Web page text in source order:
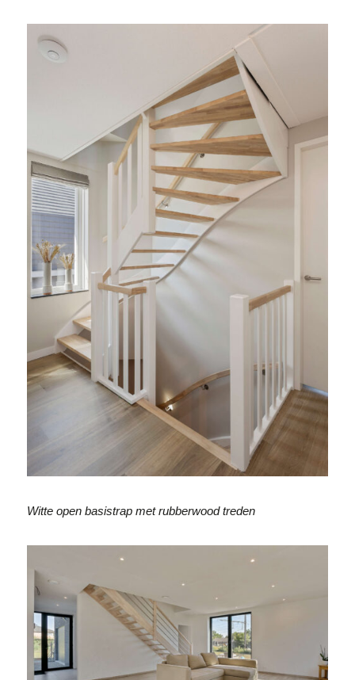
Witte open basistrap met rubberwood treden